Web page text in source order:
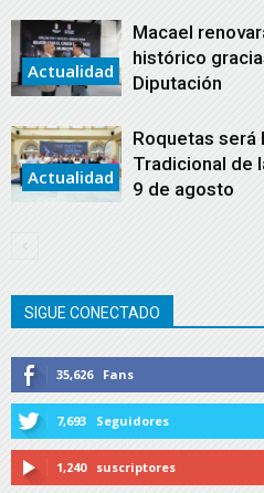
Actualidad
Macael
histórico
Diputación
Actualidad
Roquetas será
Tradicional de
9 de agosto
SIGUE CONECTADO
35,626 Fans
7,693 Seguidores
1,240 suscriptores